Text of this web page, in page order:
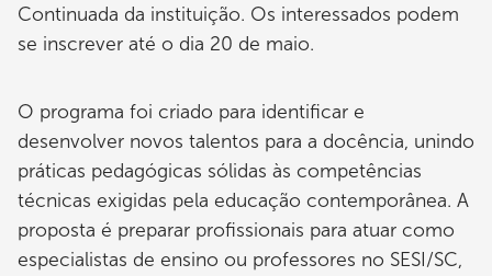
Continuada da instituição. Os interessados podem
se inscrever até o dia 20 de maio.
O programa foi criado para identificar e
desenvolver novos talentos para a docência, unindo
práticas pedagógicas sólidas às competências
técnicas exigidas pela educação contemporânea. A
proposta é preparar profissionais para atuar como
especialistas de ensino ou professores no SESI/SC,